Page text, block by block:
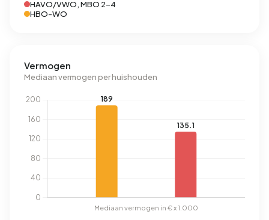
HAVO/VWO, MBO 2-4
HBO-WO
Vermogen
Mediaan vermogen per huishouden